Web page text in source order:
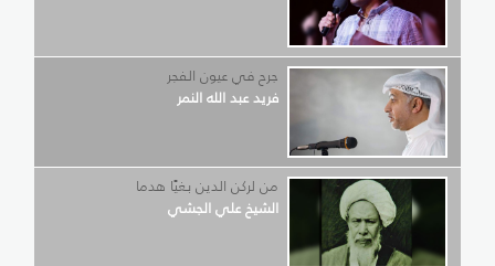
جرح في عيون الفجر
فريد عبد الله النمر
من لركن الدين بغيًا هدما
الشيخ علي الجشي